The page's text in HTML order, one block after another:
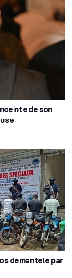
de son
démantelé par